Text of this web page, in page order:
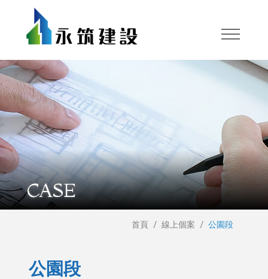
CASE
首頁 線上個案 公園段
公園段